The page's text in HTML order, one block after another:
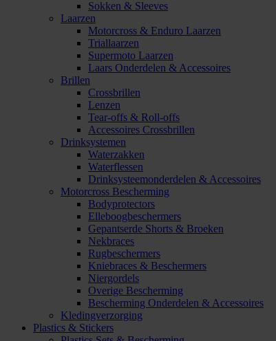
Sokken & Sleeves
Laarzen
Motorcross & Enduro Laarzen
Triallaarzen
Supermoto Laarzen
Laars Onderdelen & Accessoires
Brillen
Crossbrillen
Lenzen
Tear-offs & Roll-offs
Accessoires Crossbrillen
Drinksystemen
Waterzakken
Waterflessen
Drinksysteemonderdelen & Accessoires
Motorcross Bescherming
Bodyprotectors
Elleboogbeschermers
Gepantserde Shorts & Broeken
Nekbraces
Rugbeschermers
Kniebraces & Beschermers
Niergordels
Overige Bescherming
Bescherming Onderdelen & Accessoires
Kledingverzorging
Plastics & Stickers